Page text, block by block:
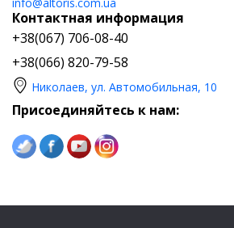
Контактная информация
+38(067) 706-08-40
+38(066) 820-79-58
Николаев, ул. Автомобильная, 10
Присоединяйтесь к нам: